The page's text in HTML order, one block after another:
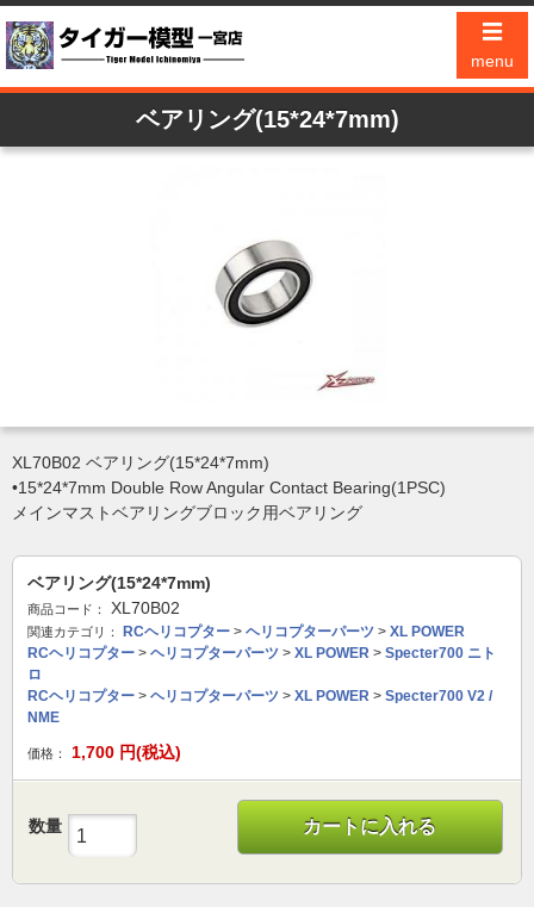
☰
menu
ベアリング(15*24*7mm)
XL70B02 ベアリング(15*24*7mm)
•15*24*7mm Double Row Angular Contact Bearing(1PSC)
メインマストベアリングブロック用ベアリング
ベアリング(15*24*7mm)
商品コード： XL70B02
関連カテゴリ： RCヘリコプター > ヘリコプターパーツ > XL POWER
RCヘリコプター > ヘリコプターパーツ > XL POWER > Specter700 ニト
ロ
RCヘリコプター > ヘリコプターパーツ > XL POWER > Specter700 V2 /
NME
価格： 1,700 円(税込)
数量 カートに入れる